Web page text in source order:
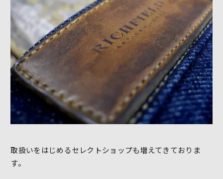
取扱いをはじめるセレクトショップも増えてきておりま
す。